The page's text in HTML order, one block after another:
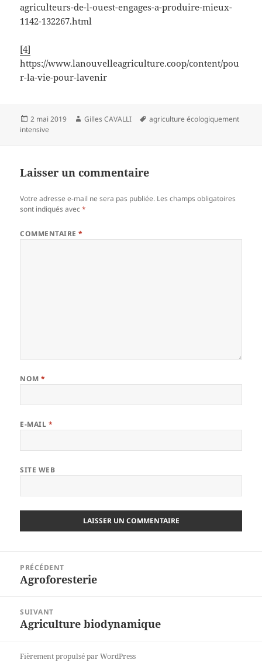
agriculteurs-de-l-ouest-engages-a-produire-mieux-
1142-132267.html
[4]
https://www.lanouvelleagriculture.coop/content/pou
r-la-vie-pour-lavenir
Publié
le
2 mai 2019 Auteur
Gilles CAVALLI
Mots-
agriculture écologiquement
intensive
Laisser un commentaire
Votre adresse e-mail ne sera pas publiée. Les champs obligatoires
sont indiqués avec*
COMMENTAIRE*
NOM*
E-MAIL *
SITE WEB
l’article
PRÉCÉDENT
Article
Agroforesterie
SUIVANT
Article
Agriculture biodynamique
Fièrement propulsé par WordPress